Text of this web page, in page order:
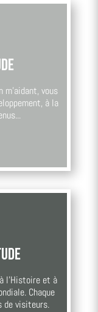
m’aidant, vous
à la
l’Histoire et à
Chaque
de visiteurs.